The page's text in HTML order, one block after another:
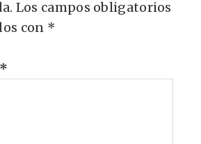
Los campos obligatorios
con *
*